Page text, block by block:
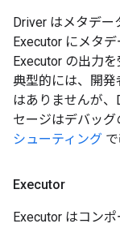
Driver はメタデー
Executor にメタ
Executor の出力
典型的には、開
はありませんが
セージはデバッ
シューティング
Executor
Executor はコン